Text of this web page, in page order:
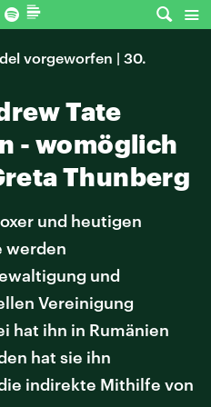
vorgeworfen | 30.
Tate
- womöglich
Thunberg
und heutigen
werden
und
Vereinigung
hat ihn in Rumänien
hat sie ihn
indirekte Mithilfe von